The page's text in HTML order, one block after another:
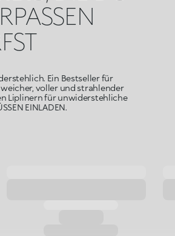
Ein Bestseller für
voller und strahlender
Liplinern für unwiderstehliche
EINLADEN.